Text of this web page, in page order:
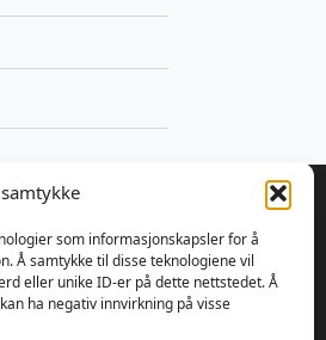
som informasjonskapsler for å
Å samtykke til disse teknologiene vil
eller unike ID-er på dette nettstedet. Å
ha negativ innvirkning på visse
med